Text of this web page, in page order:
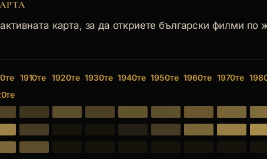
карта, за да откриете български филми по
1910те 1920те 1930те 1940те 1950те 1960те 1970те